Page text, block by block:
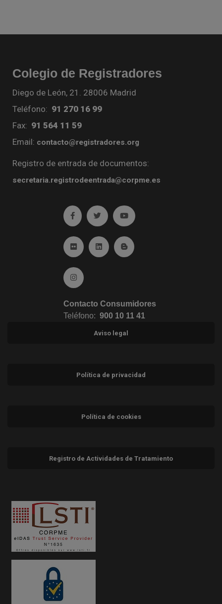
Colegio de Registradores
Diego de León, 21. 28006 Madrid
Teléfono: 91 270 16 99
Fax: 91 564 11 59
Email: contacto@registradores.org
Registro de entrada de documentos:
secretaria.registrodeentrada@corpme.es
Ir a facebook (abre en ventana nueva)
Ir a twitter (abre en ventana nueva)
Ir a YouTube (abre en
Ir a Flickr (abre en ventana nueva)
Ir a Linkedin (abre en ventana nueva)
Ir al Blog (abre en ventana
Ir a Instagram (abre en ventana nueva)
Contacto Consumidores
Teléfono: 900 10 11 41
Aviso legal
Política de privacidad
Política de cookies
Registro de Actividades de Tratamiento